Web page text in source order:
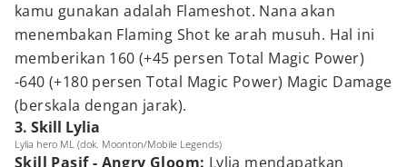
kamu gunakan adalah Flameshot. Nana akan
menembakan Flaming Shot ke arah musuh. Hal ini
memberikan 160 (+45 persen Total Magic Power)
-640 (+180 persen Total Magic Power) Magic Damage
(berskala dengan jarak).
3. Skill Lylia
Lylia hero ML (dok. Moonton/Mobile Legends)
Skill Pasif - Angry Gloom: Lylia mendapatkan